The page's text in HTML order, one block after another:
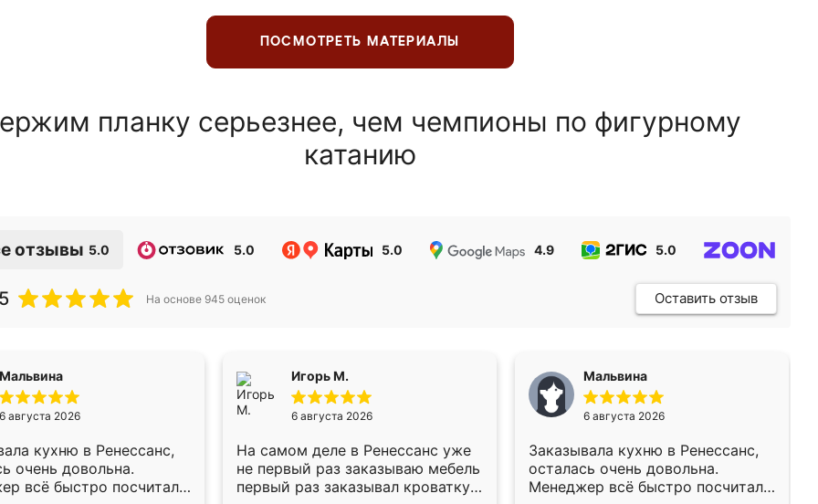
ПОСМОТРЕТЬ МАТЕРИАЛЫ
планку серьезнее, чем чемпионы по фигурному
катанию
отзывы 5.0 5.0 5.0 4.9 5.0
На основе 945 оценок Оставить отзыв
Мальвина
6 августа 2026
кухню в Ренессанс,
очень довольна.
всё быстро посчитала,
Игорь М.
6 августа 2026
На самом деле в Ренессанс уже
не первый раз заказываю мебель
первый раз заказывал кроватку
Мальвина
6 августа 2026
Заказывала кухню в Ренессанс,
осталась очень довольна.
Менеджер всё быстро посчитала,